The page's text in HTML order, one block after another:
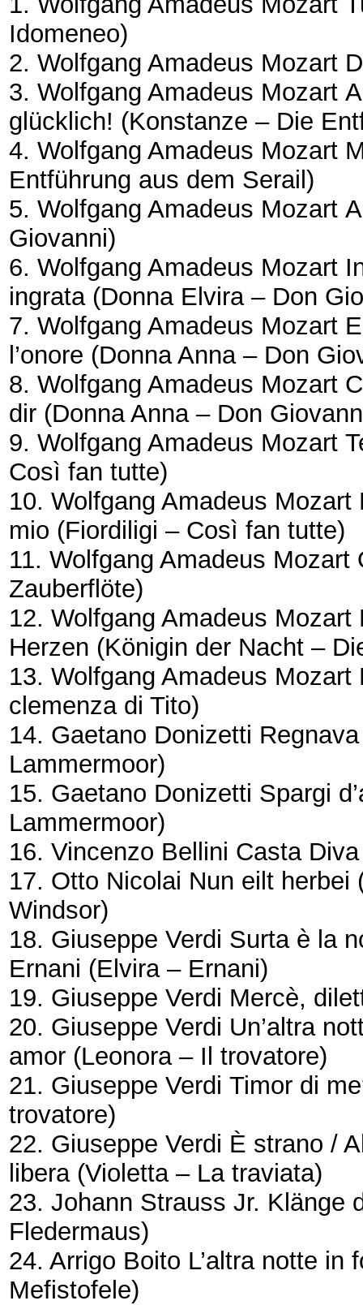
Idomeneo)
2. Wolfgang Amadeus Mozart
3. Wolfgang Amadeus Mozart
glücklich! (Konstanze – Die
4. Wolfgang Amadeus Mozart
Entführung aus dem Serail)
5. Wolfgang Amadeus Mozart
Giovanni)
6. Wolfgang Amadeus Mozart
ingrata (Donna Elvira – Don
7. Wolfgang Amadeus Mozart
l’onore (Donna Anna – Don
8. Wolfgang Amadeus Mozart
dir (Donna Anna – Don
9. Wolfgang Amadeus Mozart
Così fan tutte)
10. Wolfgang Amadeus Mozart
mio (Fiordiligi – Così fan tutte)
11. Wolfgang Amadeus Mozart
Zauberflöte)
12. Wolfgang Amadeus Mozart
Herzen (Königin der Nacht –
13. Wolfgang Amadeus Mozart
clemenza di Tito)
14. Gaetano Donizetti
Lammermoor)
15. Gaetano Donizetti Spargi
Lammermoor)
16. Vincenzo Bellini Casta Diva
17. Otto Nicolai Nun eilt herbei
Windsor)
18. Giuseppe Verdi Surta è la
Ernani (Elvira – Ernani)
19. Giuseppe Verdi Mercè,
20. Giuseppe Verdi Un’altra
amor (Leonora – Il trovatore)
21. Giuseppe Verdi Timor di
trovatore)
22. Giuseppe Verdi È strano /
libera (Violetta – La traviata)
23. Johann Strauss Jr. Klänge
Fledermaus)
24. Arrigo Boito L’altra notte in
Mefistofele)